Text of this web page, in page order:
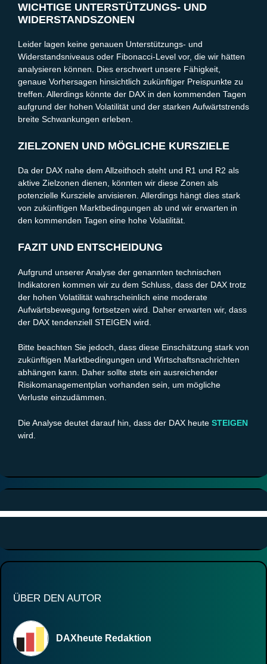
WICHTIGE UNTERSTÜTZUNGS- UND
WIDERSTANDSZONEN
Leider lagen keine genauen Unterstützungs- und
Widerstandsniveaus oder Fibonacci-Level vor, die wir hätten
analysieren können. Dies erschwert unsere Fähigkeit,
genaue Vorhersagen hinsichtlich zukünftiger Preispunkte zu
treffen. Allerdings könnte der DAX in den kommenden Tagen
aufgrund der hohen Volatilität und der starken Aufwärtstrends
breite Schwankungen erleben.
ZIELZONEN UND MÖGLICHE KURSZIELE
Da der DAX nahe dem Allzeithoch steht und R1 und R2 als
aktive Zielzonen dienen, könnten wir diese Zonen als
potenzielle Kursziele anvisieren. Allerdings hängt dies stark
von zukünftigen Marktbedingungen ab und wir erwarten in
den kommenden Tagen eine hohe Volatilität.
FAZIT UND ENTSCHEIDUNG
Aufgrund unserer Analyse der genannten technischen
Indikatoren kommen wir zu dem Schluss, dass der DAX trotz
der hohen Volatilität wahrscheinlich eine moderate
Aufwärtsbewegung fortsetzen wird. Daher erwarten wir, dass
der DAX tendenziell STEIGEN wird.
Bitte beachten Sie jedoch, dass diese Einschätzung stark von
zukünftigen Marktbedingungen und Wirtschaftsnachrichten
abhängen kann. Daher sollte stets ein ausreichender
Risikomanagementplan vorhanden sein, um mögliche
Verluste einzudämmen.
Die Analyse deutet darauf hin, dass der DAX heute STEIGEN
wird.
ÜBER DEN AUTOR
DAXheute Redaktion